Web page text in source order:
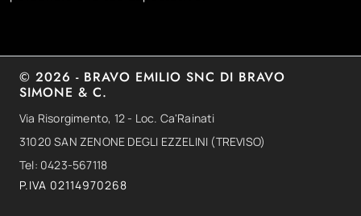
© 2026 - BRAVO EMILIO SNC DI BRAVO
SIMONE & C.
Via Risorgimento, 12 - Loc. Ca'Rainati
31020 SAN ZENONE DEGLI EZZELINI (TREVISO)
Tel: 0423-567118
P.IVA 02114970268